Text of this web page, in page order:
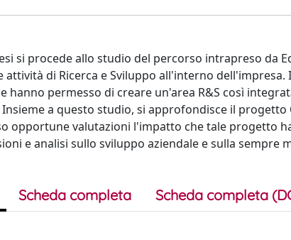
si procede allo studio del percorso intrapreso da
di Ricerca e Sviluppo all'interno
hanno permesso di creare un'area R&S così
a questo studio, si approfondisce il progetto
opportune valutazioni l'impatto che tale progetto
e analisi sullo sviluppo aziendale e sulla
Scheda completa Scheda completa